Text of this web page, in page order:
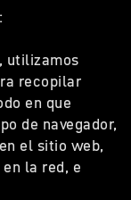
utilizamos
recopilar
en que
de navegador,
el sitio web,
la red, e